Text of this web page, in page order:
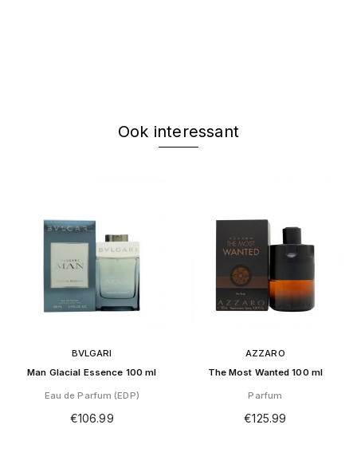
Ook interessant
BVLGARI
Man Glacial Essence 100 ml
Eau de Parfum (EDP)
€106.99
AZZARO
The Most Wanted 100 ml
Parfum
€125.99